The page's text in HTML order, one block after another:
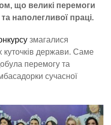
що великі перемоги
наполегливої праці.
змагалися
куточків держави. Саме
перемогу та
сучасної